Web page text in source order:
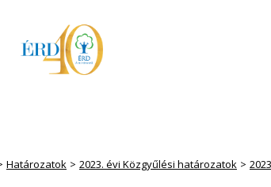
Határozatok 2023. évi Közgyűlési határozatok